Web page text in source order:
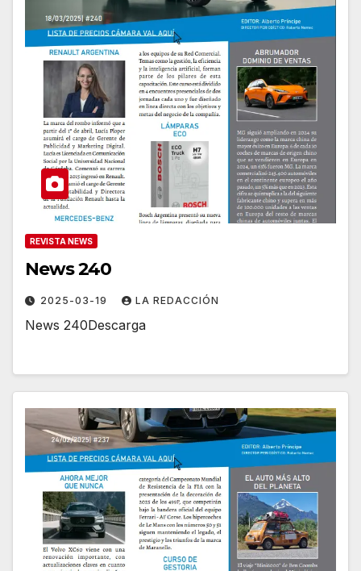
REVISTA NEWS
News 240
2025-03-19 LA REDACCIÓN
News 240Descarga